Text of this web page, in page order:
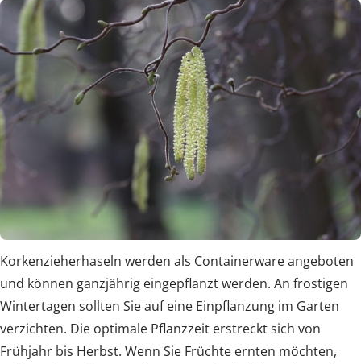
Korkenzieherhaseln werden als Containerware angeboten
und können ganzjährig eingepflanzt werden. An frostigen
Wintertagen sollten Sie auf eine Einpflanzung im Garten
verzichten. Die optimale Pflanzzeit erstreckt sich von
Frühjahr bis Herbst. Wenn Sie Früchte ernten möchten,